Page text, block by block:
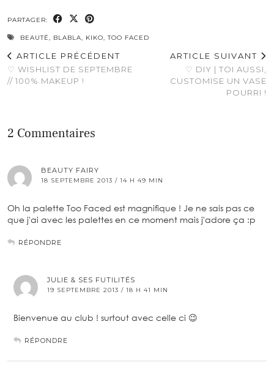
PARTAGER:
BEAUTÉ, BLABLA, KIKO,TOO FACED
ARTICLE PRÉCÉDENT
♡ WISHLIST DE SEPTEMBRE
// 100% MAKEUP !
ARTICLE SUIVANT
♡ DIY | TOI AUSSI,
CUSTOMISE UN VASE
POURRI !
2 Commentaires
BEAUTY FAIRY
18 SEPTEMBRE 2013 / 14 H 49 MIN
Oh la palette Too Faced est magnifique ! Je ne sais pas ce
que j'ai avec les palettes en ce moment mais j'adore ça :p
RÉPONDRE
JULIE & SES FUTILITÉS
19 SEPTEMBRE 2013 / 18 H 41 MIN
Bienvenue au club ! surtout avec celle ci 😉
RÉPONDRE